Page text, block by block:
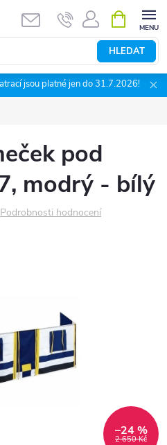
HLEDAT
NÁKUPNÍ
KOŠÍK
jsou platné jen do 31.7.2026!
pod
modrý - bílý
Podrobnosti hodnocení
2 650 Kč
–24 %